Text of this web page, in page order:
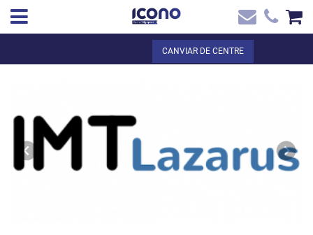
VEURE EL CISTELL
CA ✖
Inici
CANVIAR DE CENTRE